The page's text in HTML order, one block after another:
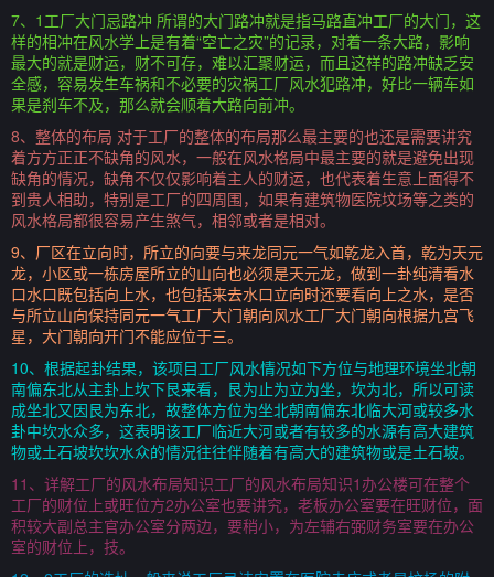
7、1工厂大门忌路冲 所谓的大门路冲就是指马路直冲工厂的大门，这
样的相冲在风水学上是有着“空亡之灾”的记录，对着一条大路，影响
最大的就是财运，财不可存，难以汇聚财运，而且这样的路冲缺乏安
全感，容易发生车祸和不必要的灾祸工厂风水犯路冲，好比一辆车如
果是刹车不及，那么就会顺着大路向前冲。
8、整体的布局 对于工厂的整体的布局那么最主要的也还是需要讲究
着方方正正不缺角的风水，一般在风水格局中最主要的就是避免出现
缺角的情况，缺角不仅仅影响着主人的财运，也代表着生意上面得不
到贵人相助，特别是工厂的四周围，如果有建筑物医院坟场等之类的
风水格局都很容易产生煞气，相邻或者是相对。
9、厂区在立向时，所立的向要与来龙同元一气如乾龙入首，乾为天元
龙，小区或一栋房屋所立的山向也必须是天元龙，做到一卦纯清看水
口水口既包括向上水，也包括来去水口立向时还要看向上之水，是否
与所立山向保持同元一气工厂大门朝向风水工厂大门朝向根据九宫飞
星，大门朝向开门不能应位于三。
10、根据起卦结果，该项目工厂风水情况如下方位与地理环境坐北朝
南偏东北从主卦上坎下艮来看，艮为止为立为坐，坎为北，所以可读
成坐北又因艮为东北，故整体方位为坐北朝南偏东北临大河或较多水
卦中坎水众多，这表明该工厂临近大河或者有较多的水源有高大建筑
物或土石坡坎坎水众的情况往往伴随着有高大的建筑物或是土石坡。
11、详解工厂的风水布局知识工厂的风水布局知识1办公楼可在整个
工厂的财位上或旺位方2办公室也要讲究，老板办公室要在旺财位，面
积较大副总主官办公室分两边，要稍小，为左辅右弼财务室要在办公
室的财位上，技。